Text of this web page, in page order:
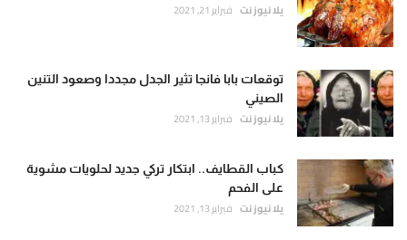
يلا نيوز نت فبراير 21, 2021
توقعات بابا فانجا تثير الجدل مجددا وصعود التنين
الصيني
يلا نيوز نت فبراير 13, 2021
كباب القطايف.. ابتكار تركي جديد لحلويات مشوية
على الفحم
يلا نيوز نت فبراير 13, 2021